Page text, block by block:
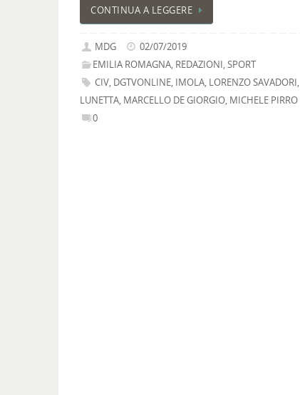
CONTINUA A LEGGERE
MDG
02/07/2019
EMILIA ROMAGNA, REDAZIONI,SPORT
CIV, DGTVONLINE, IMOLA, LORENZO SAVADORI,
LUNETTA, MARCELLO DE GIORGIO, MICHELE PIRRO
0